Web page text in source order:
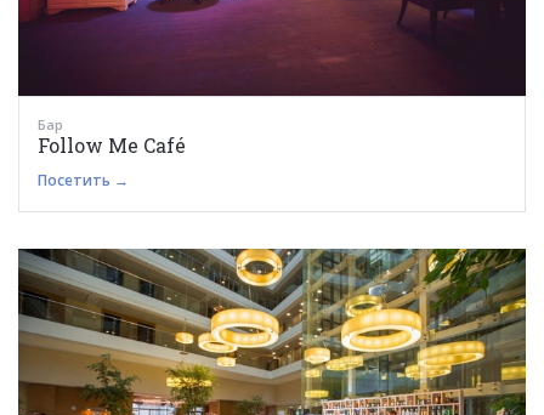
Бар
Follow Me Café
Посетить →